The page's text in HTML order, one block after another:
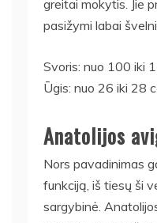
greitai mokytis. Jie
pasižymi labai
Svoris: nuo 100 iki
Ūgis: nuo 26 iki 28
Anatolijos
Nors pavadinimas
funkciją, iš tiesų ši
sargybinė.